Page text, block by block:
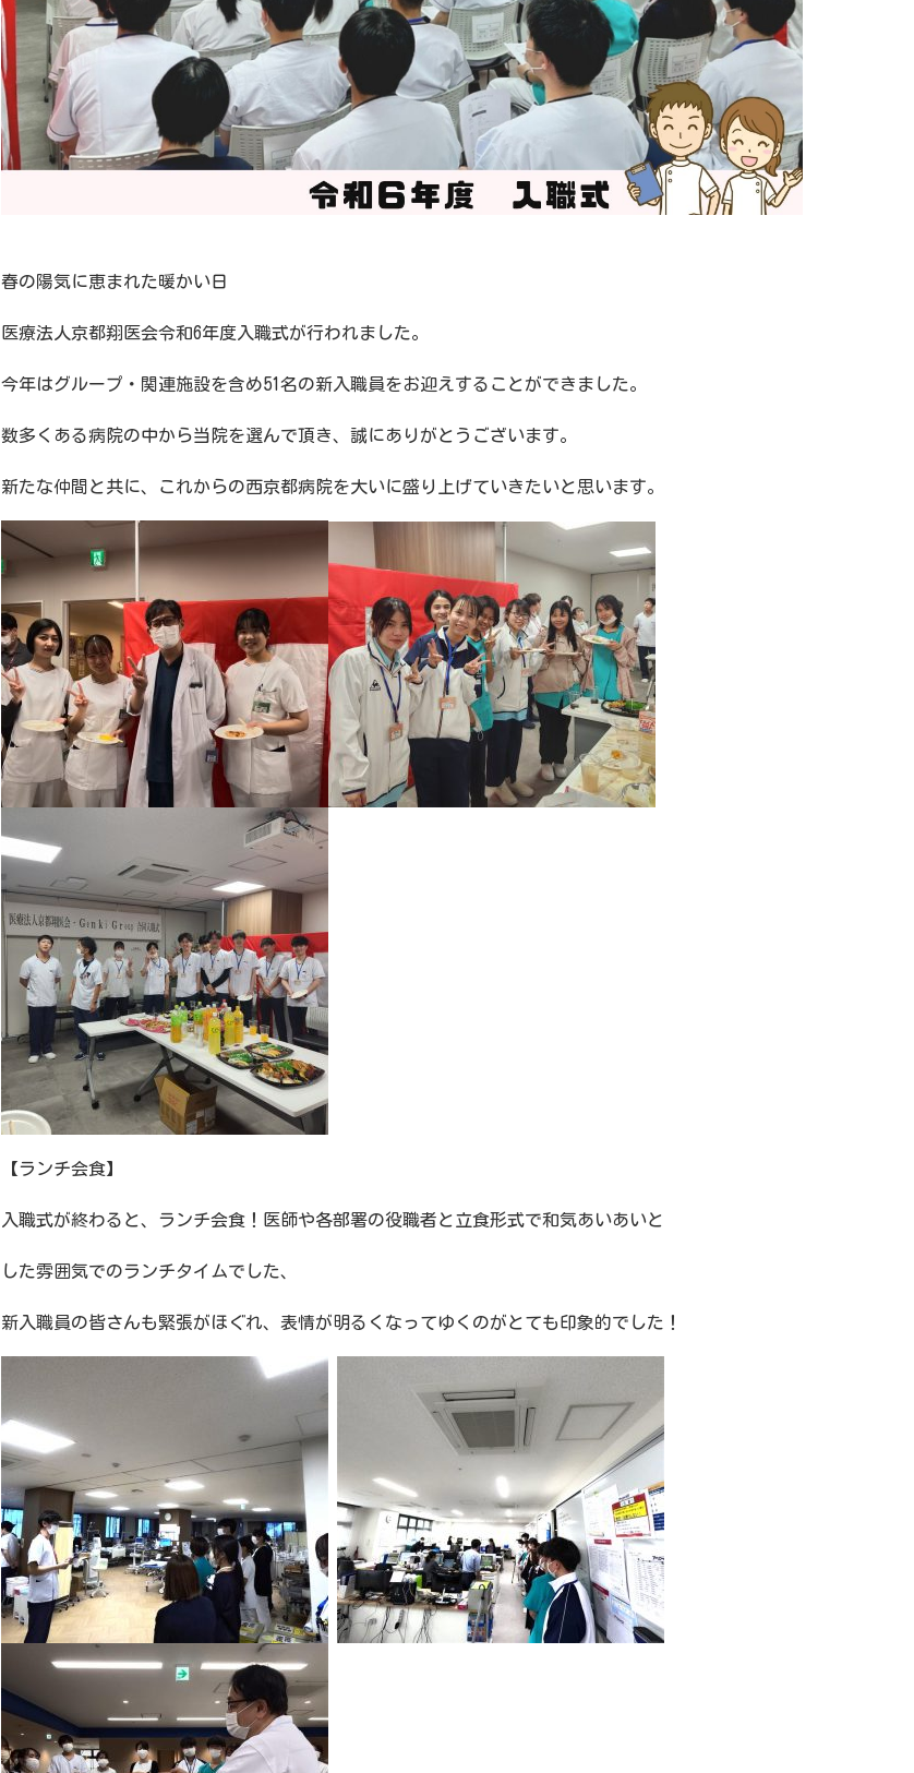
春の陽気に恵まれた暖かい日
医療法人京都翔医会令和6年度入職式が行われました。
今年はグループ・関連施設を含め51名の新入職員をお迎えすることができました。
数多くある病院の中から当院を選んで頂き、誠にありがとうございます。
新たな仲間と共に、これからの西京都病院を大いに盛り上げていきたいと思います。
【ランチ会食】
入職式が終わると、ランチ会食！医師や各部署の役職者と立食形式で和気あいあいと
した雰囲気でのランチタイムでした、
新入職員の皆さんも緊張がほぐれ、表情が明るくなってゆくのがとても印象的でした！